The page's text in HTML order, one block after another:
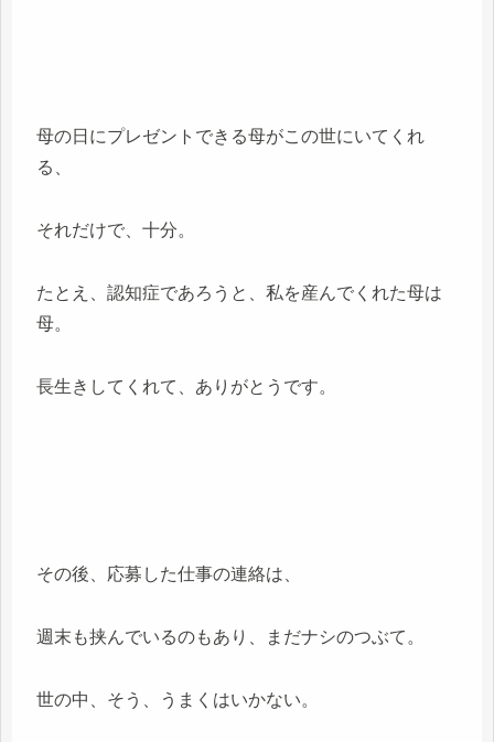
母の日にプレゼントできる母がこの世にいてくれ
る、
それだけで、十分。
たとえ、認知症であろうと、私を産んでくれた母は
母。
長生きしてくれて、ありがとうです。
その後、応募した仕事の連絡は、
週末も挟んでいるのもあり、まだナシのつぶて。
世の中、そう、うまくはいかない。